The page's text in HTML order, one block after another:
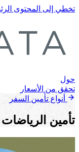
تخطي إلى المحتوى
حول
تحقق من الأسعار
أنواع تأمين السفر
تأمين